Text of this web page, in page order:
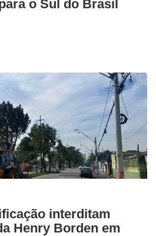
o Sul do Brasil
interditam
Henry Borden em